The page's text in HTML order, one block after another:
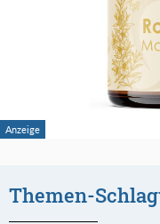
Themen-